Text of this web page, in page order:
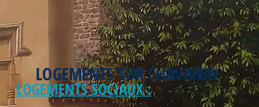
LOGEMENTS SUR CHAVANAY
LOGEMENTS SOCIAUX :